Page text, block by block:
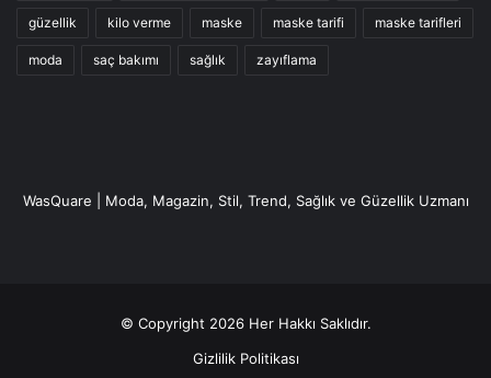
güzellik kilo verme maske maske tarifi maske tarifleri
moda saç bakımı sağlık zayıflama
WasQuare | Moda, Magazin, Stil, Trend, Sağlık ve Güzellik Uzmanı
© Copyright 2026 Her Hakkı Saklıdır.
Gizlilik Politikası